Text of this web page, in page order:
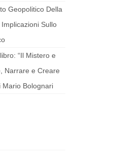
Geopolitico Della
Sullo
“Il Mistero e
Narrare e Creare
Mario Bolognari